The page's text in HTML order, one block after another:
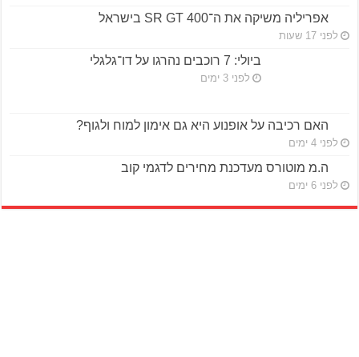
אפריליה משיקה את ה־SR GT 400 בישראל
לפני 17 שעות
ביולי: 7 רוכבים נהרגו על דו־גלגלי
לפני 3 ימים
האם רכיבה על אופנוע היא גם אימון למוח ולגוף?
לפני 4 ימים
ה.מ מוטורס מעדכנת מחירים לדגמי קוב
לפני 6 ימים